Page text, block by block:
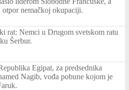
otpor nemačkoj okupaciji.
rat: Nemci u Drugom svetskom ratu
Šerbur.
Egipat, za predsednika
Nagib, vođa pobune kojom je